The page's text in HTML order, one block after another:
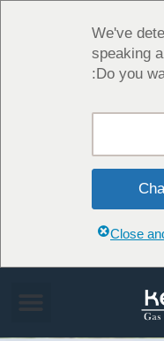
We've
speaking
Do you
Close